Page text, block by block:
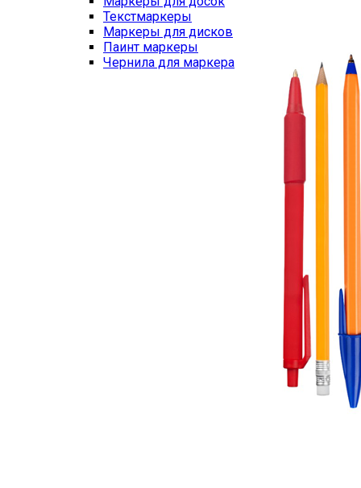
Текстмаркеры
Маркеры для дисков
Паинт маркеры
Чернила для маркера